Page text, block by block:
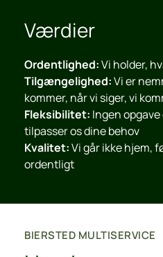
Værdier
Ordentlighed: Vi holder,
Tilgængelighed: Vi er
kommer, når vi siger, vi
Fleksibilitet: Ingen
tilpasser os dine behov
Kvalitet: Vi går ikke hjem,
ordentligt
BIERSTED MULTISERVICE